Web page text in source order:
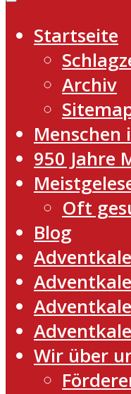
Startseite
Archiv
Menschen
950 Jahre
Oft
Blog
Wir über